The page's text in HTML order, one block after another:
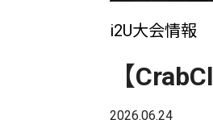
i2U大会情報
【
2026.06.24